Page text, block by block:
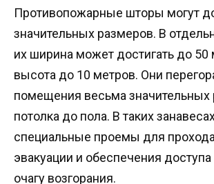
Противопожарные шторы могут
значительных размеров. В
их ширина может достигать до 50
высота до 10 метров. Они
помещения весьма значительных
потолка до пола. В таких
специальные проемы для
эвакуации и обеспечения
очагу возгорания.